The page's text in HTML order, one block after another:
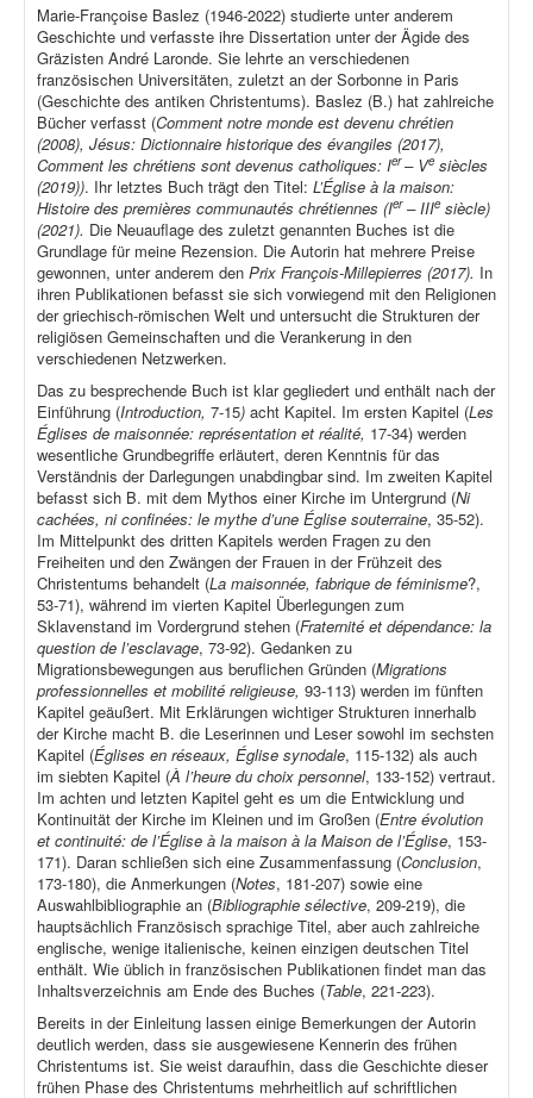
Marie-Françoise Baslez (1946-2022) studierte unter anderem
Geschichte und verfasste ihre Dissertation unter der Ägide des
Gräzisten André Laronde. Sie lehrte an verschiedenen
französischen Universitäten, zuletzt an der Sorbonne in Paris
(Geschichte des antiken Christentums). Baslez (B.) hat zahlreiche
Bücher verfasst (Comment notre monde est devenu chrétien
(2008), Jésus: Dictionnaire historique des évangiles (2017),
Comment les chrétiens sont devenus catholiques: Ier– Ve siècles
(2019)). Ihr letztes Buch trägt den Titel: L’Église à la maison:
Histoire des premières communautés chrétiennes (Ier– IIIe siècle)
(2021). Die Neuauflage des zuletzt genannten Buches ist die
Grundlage für meine Rezension. Die Autorin hat mehrere Preise
gewonnen, unter anderem den Prix François-Millepierres (2017). In
ihren Publikationen befasst sie sich vorwiegend mit den Religionen
der griechisch-römischen Welt und untersucht die Strukturen der
religiösen Gemeinschaften und die Verankerung in den
verschiedenen Netzwerken.
Das zu besprechende Buch ist klar gegliedert und enthält nach der
Einführung (Introduction, 7-15) acht Kapitel. Im ersten Kapitel (Les
Églises de maisonnée: représentation et réalité, 17-34) werden
wesentliche Grundbegriffe erläutert, deren Kenntnis für das
Verständnis der Darlegungen unabdingbar sind. Im zweiten Kapitel
befasst sich B. mit dem Mythos einer Kirche im Untergrund (Ni
cachées, ni confinées: le mythe d’une Église souterraine, 35-52).
Im Mittelpunkt des dritten Kapitels werden Fragen zu den
Freiheiten und den Zwängen der Frauen in der Frühzeit des
Christentums behandelt (La maisonnée, fabrique de féminisme?,
53-71), während im vierten Kapitel Überlegungen zum
Sklavenstand im Vordergrund stehen (Fraternité et dépendance: la
question de l’esclavage, 73-92). Gedanken zu
Migrationsbewegungen aus beruflichen Gründen (Migrations
professionnelles et mobilité religieuse, 93-113) werden im fünften
Kapitel geäußert. Mit Erklärungen wichtiger Strukturen innerhalb
der Kirche macht B. die Leserinnen und Leser sowohl im sechsten
Kapitel (Églises en réseaux, Église synodale, 115-132) als auch
im siebten Kapitel (À l’heure du choix personnel, 133-152) vertraut.
Im achten und letzten Kapitel geht es um die Entwicklung und
Kontinuität der Kirche im Kleinen und im Großen (Entre évolution
et continuité: de l’Église à la maison à la Maison de l’Église, 153-
171). Daran schließen sich eine Zusammenfassung (Conclusion,
173-180), die Anmerkungen (Notes, 181-207) sowie eine
Auswahlbibliographie an (Bibliographie sélective, 209-219), die
hauptsächlich Französisch sprachige Titel, aber auch zahlreiche
englische, wenige italienische, keinen einzigen deutschen Titel
enthält. Wie üblich in französischen Publikationen findet man das
Inhaltsverzeichnis am Ende des Buches (Table, 221-223).
Bereits in der Einleitung lassen einige Bemerkungen der Autorin
deutlich werden, dass sie ausgewiesene Kennerin des frühen
Christentums ist. Sie weist daraufhin, dass die Geschichte dieser
frühen Phase des Christentums mehrheitlich auf schriftlichen